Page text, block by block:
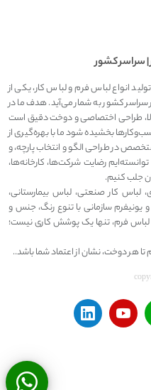
سراسر کشور
انواع لباس فرم و لباس کار، یکی از
کشور به شمار می‌آید. هدف ما در
طراحی اختصاصی و دوخت دقیق است
بخشیده شود ما با بهره‌گیری از
در طراحی الگو و انتخاب پارچه، و
رضایت شرکت‌ها، کارخانه‌ها،
جلب کنیم.
لباس کار صنعتی، لباس بیمارستانی،
یونیفرم سازمانی با تنوع رنگ، جنس و
لباس فرم، تنها یک پوشش کاری نیست؛
تا هر دوخت، نشان از اعتماد شما باشد..